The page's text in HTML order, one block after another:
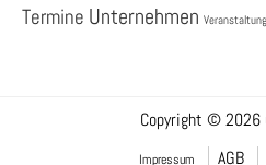
Termine Unternehmen Veranstaltung
Copyright © 2026
Impressum AGB